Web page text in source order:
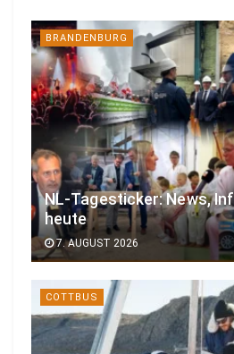
BRANDENBURG
NL-Tagesticker: News,
heute
7. AUGUST 2026
COTTBUS